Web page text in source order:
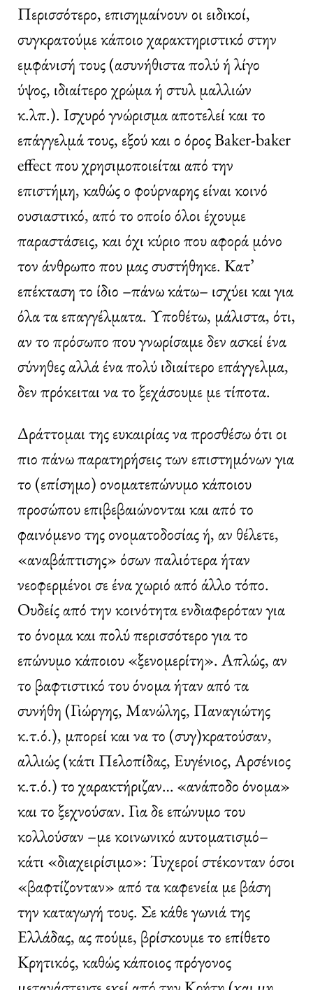
Περισσότερο, επισημαίνουν οι ειδικοί,
συγκρατούμε κάποιο χαρακτηριστικό στην
εμφάνισή τους (ασυνήθιστα πολύ ή λίγο
ύψος, ιδιαίτερο χρώμα ή στυλ μαλλιών
κ.λπ.). Ισχυρό γνώρισμα αποτελεί και το
επάγγελμά τους, εξού και ο όρος Baker-baker
effect που χρησιμοποιείται από την
επιστήμη, καθώς ο φούρναρης είναι κοινό
ουσιαστικό, από το οποίο όλοι έχουμε
παραστάσεις, και όχι κύριο που αφορά μόνο
τον άνθρωπο που μας συστήθηκε. Κατ’
επέκταση το ίδιο –πάνω κάτω– ισχύει και για
όλα τα επαγγέλματα. Υποθέτω, μάλιστα, ότι,
αν το πρόσωπο που γνωρίσαμε δεν ασκεί ένα
σύνηθες αλλά ένα πολύ ιδιαίτερο επάγγελμα,
δεν πρόκειται να το ξεχάσουμε με τίποτα.
Δράττομαι της ευκαιρίας να προσθέσω ότι οι
πιο πάνω παρατηρήσεις των επιστημόνων για
το (επίσημο) ονοματεπώνυμο κάποιου
προσώπου επιβεβαιώνονται και από το
φαινόμενο της ονοματοδοσίας ή, αν θέλετε,
«αναβάπτισης» όσων παλιότερα ήταν
νεοφερμένοι σε ένα χωριό από άλλο τόπο.
Ουδείς από την κοινότητα ενδιαφερόταν για
το όνομα και πολύ περισσότερο για το
επώνυμο κάποιου «ξενομερίτη». Απλώς, αν
το βαφτιστικό του όνομα ήταν από τα
συνήθη (Γιώργης, Μανώλης, Παναγιώτης
κ.τ.ό.), μπορεί και να το (συγ)κρατούσαν,
αλλιώς (κάτι Πελοπίδας, Ευγένιος, Αρσένιος
κ.τ.ό.) το χαρακτήριζαν… «ανάποδο όνομα»
και το ξεχνούσαν. Για δε επώνυμο του
κολλούσαν –με κοινωνικό αυτοματισμό–
κάτι «διαχειρίσιμο»: Τυχεροί στέκονταν όσοι
«βαφτίζονταν» από τα καφενεία με βάση
την καταγωγή τους. Σε κάθε γωνιά της
Ελλάδας, ας πούμε, βρίσκουμε το επίθετο
Κρητικός, καθώς κάποιος πρόγονος